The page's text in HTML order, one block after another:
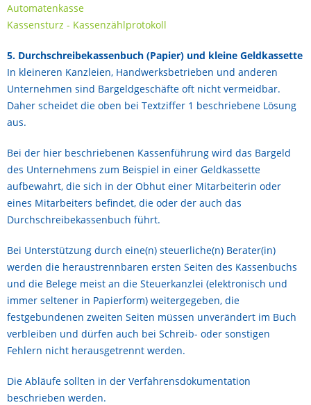
Automatenkasse
Kassensturz - Kassenzählprotokoll
5. Durchschreibekassenbuch (Papier) und kleine Geldkassette
In kleineren Kanzleien, Handwerksbetrieben und anderen
Unternehmen sind Bargeldgeschäfte oft nicht vermeidbar.
Daher scheidet die oben bei Textziffer 1 beschriebene Lösung
aus.
Bei der hier beschriebenen Kassenführung wird das Bargeld
des Unternehmens zum Beispiel in einer Geldkassette
aufbewahrt, die sich in der Obhut einer Mitarbeiterin oder
eines Mitarbeiters befindet, die oder der auch das
Durchschreibekassenbuch führt.
Bei Unterstützung durch eine(n) steuerliche(n) Berater(in)
werden die heraustrennbaren ersten Seiten des Kassenbuchs
und die Belege meist an die Steuerkanzlei (elektronisch und
immer seltener in Papierform) weitergegeben, die
festgebundenen zweiten Seiten müssen unverändert im Buch
verbleiben und dürfen auch bei Schreib- oder sonstigen
Fehlern nicht herausgetrennt werden.
Die Abläufe sollten in der Verfahrensdokumentation
beschrieben werden.